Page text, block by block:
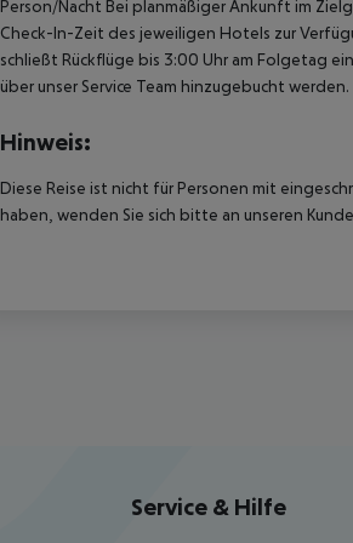
Person/Nacht Bei planmäßiger Ankunft im
Check-In-Zeit des jeweiligen Hotels zur
schließt Rückflüge bis 3:00 Uhr am Folgetag
über unser Service Team hinzugebucht werden.
Hinweis:
Diese Reise ist nicht für Personen mit
haben, wenden Sie sich bitte an unseren
Service & Hilfe